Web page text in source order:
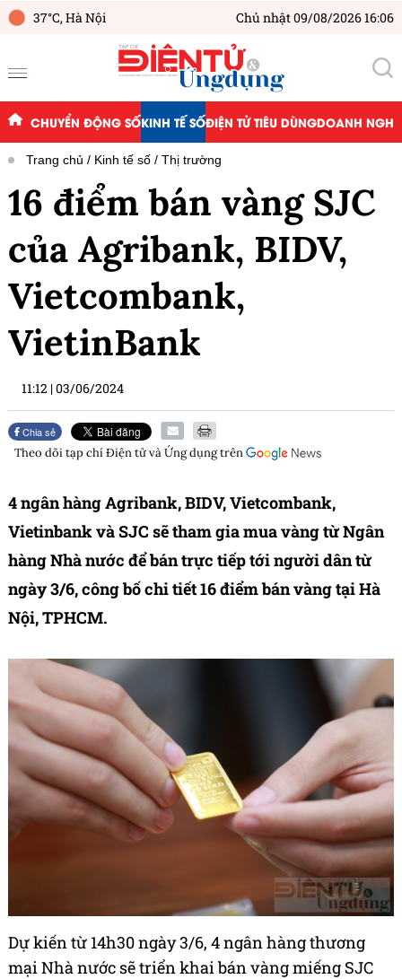
37°C,Hà Nội Chủ nhật 09/08/2026 16:06
CHUYỂN ĐỘNG SỐKINH TẾ SỐĐIỆN TỬ TIÊU DÙNGDOANH
Trang chủ Kinh tế số Thị trường
16 điểm bán vàng SJC
của Agribank, BIDV,
Vietcombank,
VietinBank
11:12 |03/06/2024
Chia sẻ
Theo dõi tạp chíĐiện tử và Ứng dụngtrên
4 ngân hàng Agribank, BIDV, Vietcombank,
Vietinbank và SJC sẽ tham gia mua vàng từ Ngân
hàng Nhà nước để bán trực tiếp tới người dân từ
ngày 3/6, công bố chi tiết 16 điểm bán vàng tại Hà
Nội, TPHCM.
Dự kiến từ 14h30 ngày 3/6, 4 ngân hàng thương
mại Nhà nước sẽ triển khai bán vàng miếng SJC